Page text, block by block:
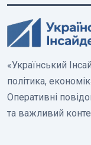
«Український
політика,
Оперативні
та важливий